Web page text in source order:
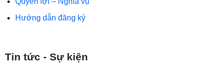
Hướng dẫn đăng ký
Tin tức - Sự kiện